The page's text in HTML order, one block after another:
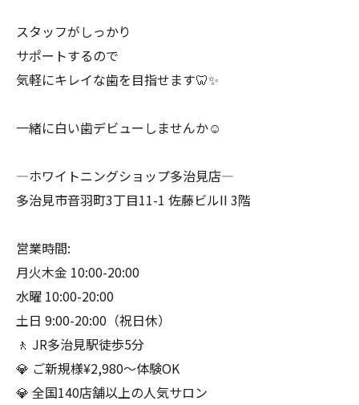
スタッフがしっかり
サポートするので
気軽にキレイな歯を目指せます🦷✨
一緒に白い歯デビューしませんか☺️
―ホワイトニングショップ多治見店―
多治見市音羽町3丁目11-1 佐藤ビルII 3階
営業時間:
月火木金 10:00-20:00
水曜 10:00-20:00
土日 9:00-20:00（祝日休）
🚶 JR多治見駅徒歩5分
💎 ご新規様¥2,980〜体験OK
💎 全国140店舗以上の人気サロン